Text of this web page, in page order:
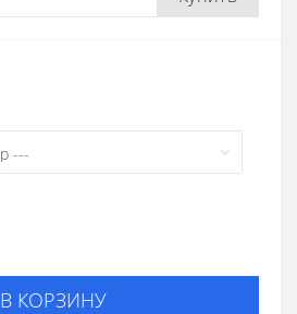
В КОРЗИНУ